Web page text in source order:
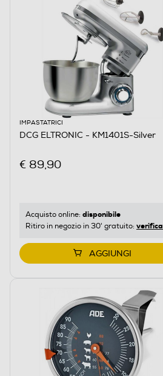
IMPASTATRICI
DCG ELTRONIC - KM1401S-Silver
€ 89,90
Acquisto online: disponibile
Ritiro in negozio in 30' gratuito: verifica
AGGIUNGI